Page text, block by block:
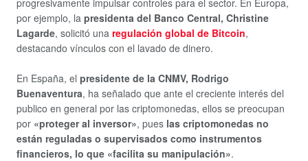
por ejemplo, la presidenta del Banco Central, Christine
Lagarde, solicitó una regulación global de Bitcoin,
destacando vínculos con el lavado de dinero.
En España, el presidente de la CNMV, Rodrigo
Buenaventura, ha señalado que ante el creciente interés del
publico en general por las criptomonedas, ellos se preocupan
por «proteger al inversor», pues las criptomonedas no
están reguladas o supervisados como instrumentos
financieros, lo que «facilita su manipulación».